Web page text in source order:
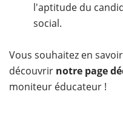
l'aptitude du
social.
Vous souhaitez en
découvrir notre page
moniteur éducateur !